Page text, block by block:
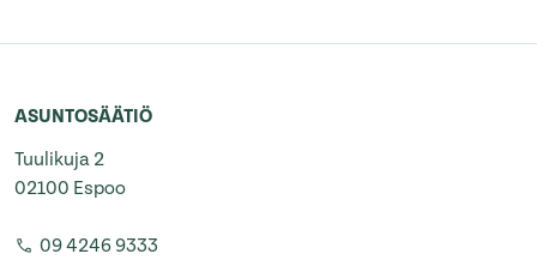
ASUNTOSÄÄTIÖ
Tuulikuja 2
02100 Espoo
09 4246 9333